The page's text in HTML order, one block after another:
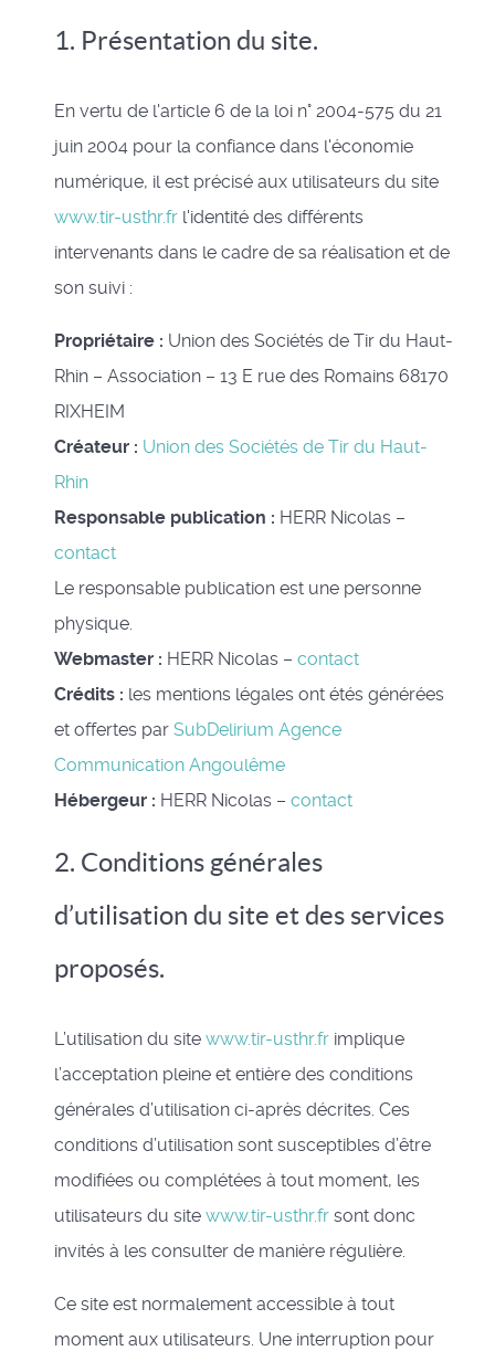
1. Présentation du site.
En vertu de l'article 6 de la loi n° 2004-575 du 21
juin 2004 pour la confiance dans l'économie
numérique, il est précisé aux utilisateurs du site
www.tir-usthr.fr l'identité des différents
intervenants dans le cadre de sa réalisation et de
son suivi :
Propriétaire : Union des Sociétés de Tir du Haut-
Rhin – Association – 13 E rue des Romains 68170
RIXHEIM
Créateur : Union des Sociétés de Tir du Haut-
Rhin
Responsable publication : HERR Nicolas –
contact
Le responsable publication est une personne
physique.
Webmaster : HERR Nicolas – contact
Crédits : les mentions légales ont étés générées
et offertes par SubDelirium Agence
Communication Angoulême
Hébergeur : HERR Nicolas – contact
2. Conditions générales
d’utilisation du site et des services
proposés.
L’utilisation du site www.tir-usthr.fr implique
l’acceptation pleine et entière des conditions
générales d’utilisation ci-après décrites. Ces
conditions d’utilisation sont susceptibles d’être
modifiées ou complétées à tout moment, les
utilisateurs du site www.tir-usthr.fr sont donc
invités à les consulter de manière régulière.
Ce site est normalement accessible à tout
moment aux utilisateurs. Une interruption pour